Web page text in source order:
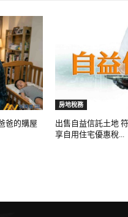
爸的購屋
房地稅務
出售自益信託土地
享自用住宅優惠稅...